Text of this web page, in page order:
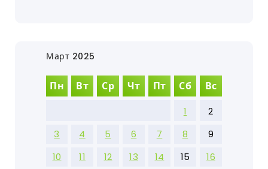
Март 2025
Пн Вт Ср Чт Пт Сб Вс
1
2
3
4 5 6 7 8
9
10
11 12 13 14 15
16